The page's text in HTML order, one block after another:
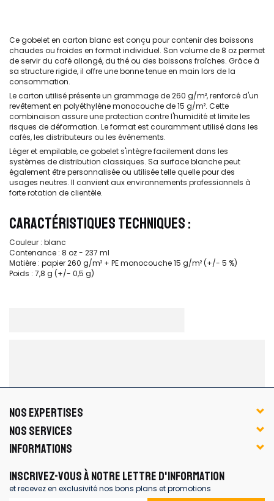
Ce gobelet en carton blanc est conçu pour contenir des boissons
chaudes ou froides en format individuel. Son volume de 8 oz permet
de servir du café allongé, du thé ou des boissons fraîches. Grâce à
sa structure rigide, il offre une bonne tenue en main lors de la
consommation.
Le carton utilisé présente un grammage de 260 g/m², renforcé d'un
revêtement en polyéthylène monocouche de 15 g/m². Cette
combinaison assure une protection contre l'humidité et limite les
risques de déformation. Le format est couramment utilisé dans les
cafés, les distributeurs ou les événements.
Léger et empilable, ce gobelet s'intègre facilement dans les
systèmes de distribution classiques. Sa surface blanche peut
également être personnalisée ou utilisée telle quelle pour des
usages neutres. Il convient aux environnements professionnels à
forte rotation de clientèle.
CARACTÉRISTIQUES TECHNIQUES :
Couleur : blanc
Contenance : 8 oz - 237 ml
Matière : papier 260 g/m² + PE monocouche 15 g/m² (+/- 5 %)
Poids : 7,8 g (+/- 0,5 g)
NOS EXPERTISES
NOS SERVICES
INFORMATIONS
INSCRIVEZ-VOUS À NOTRE LETTRE D'INFORMATION
et recevez en exclusivité nos bons plans et promotions